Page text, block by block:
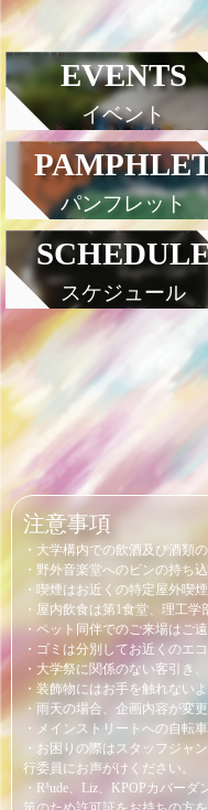
EVENTS
イベント
パンフレット
スケジュール
注意事項
・大学構内での飲酒及び酒類
・野外音楽堂へのビンの持ち
・喫煙はお近くの特定屋外喫
・屋内飲食は第1食堂、理工学
・ペット同伴でのご来場はご
・ゴミは分別してお近くのエ
・大学祭に関係のない客引き
・装飾物にはお手を触れない
・雨天の場合、企画内容が変
・メインストリートへの自転
・お困りの際はスタッフジャ
行委員にお声がけください。
・R³ude、Liz、KPOPカバー